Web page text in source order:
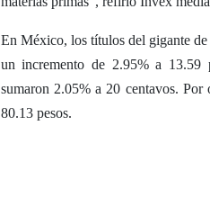
En México, los títulos del gigante
un incremento de 2.95% a 13.59
sumaron 2.05% a 20 centavos.
80.13 pesos.